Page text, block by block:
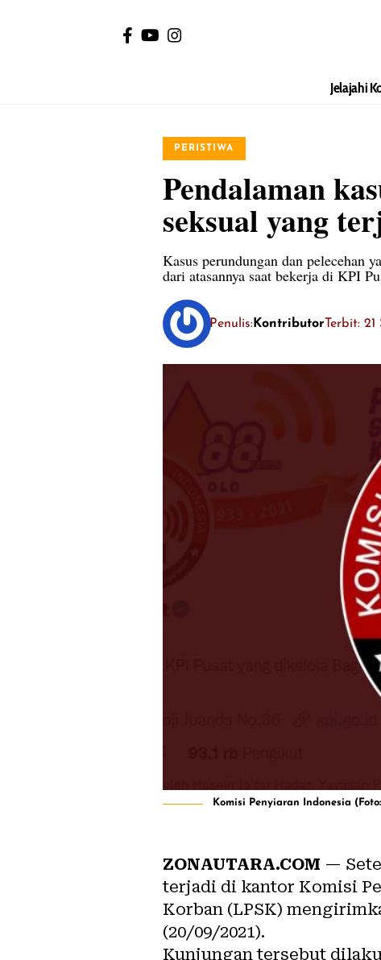
Jelajahi
PERISTIWA
Pendalaman
seksual yang
Kasus perundungan dan pelecehan
dari atasannya saat bekerja di KPI
Penulis:Kontributor Terbit:
Komisi Penyiaran Indonesia
ZONAUTARA.COM —
terjadi di kantor Komisi
Korban (LPSK)
(20/09/2021).
Kunjungan tersebut